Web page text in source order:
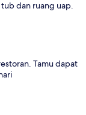
dan ruang uap.
Tamu dapat